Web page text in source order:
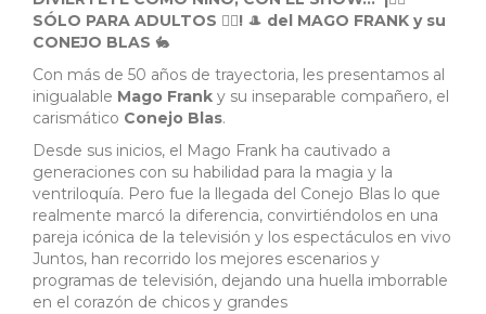
SÓLO PARA ADULTOS 👯‍♀️! 🎩 del MAGO FRANK y su
CONEJO BLAS 🐇
Con más de 50 años de trayectoria, les presentamos al
inigualable Mago Frank y su inseparable compañero, el
carismático Conejo Blas.
Desde sus inicios, el Mago Frank ha cautivado a
generaciones con su habilidad para la magia y la
ventriloquía. Pero fue la llegada del Conejo Blas lo que
realmente marcó la diferencia, convirtiéndolos en una
pareja icónica de la televisión y los espectáculos en vivo
Juntos, han recorrido los mejores escenarios y
programas de televisión, dejando una huella imborrable
en el corazón de chicos y grandes